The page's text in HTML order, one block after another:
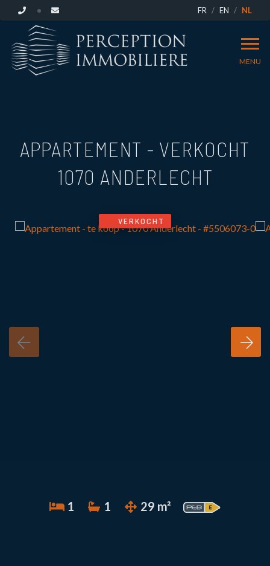
FR EN NL
MENU
APPARTEMENT - VERKOCHT
1070 ANDERLECHT
VERKOCHT
1 1 29 m²